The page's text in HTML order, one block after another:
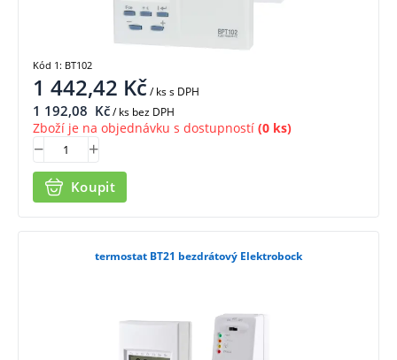
1 442,42 Kč/ kss DPH
1 192,08 Kč/ ks bez DPH
Zboží je na objednávku s dostupností (0 ks)
Koupit
Kód 1: BT102
termostat BT21 bezdrátový Elektrobock